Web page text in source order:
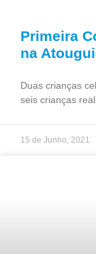
Primeira
na
Duas crianças
seis crianças
15 de Junho, 2021